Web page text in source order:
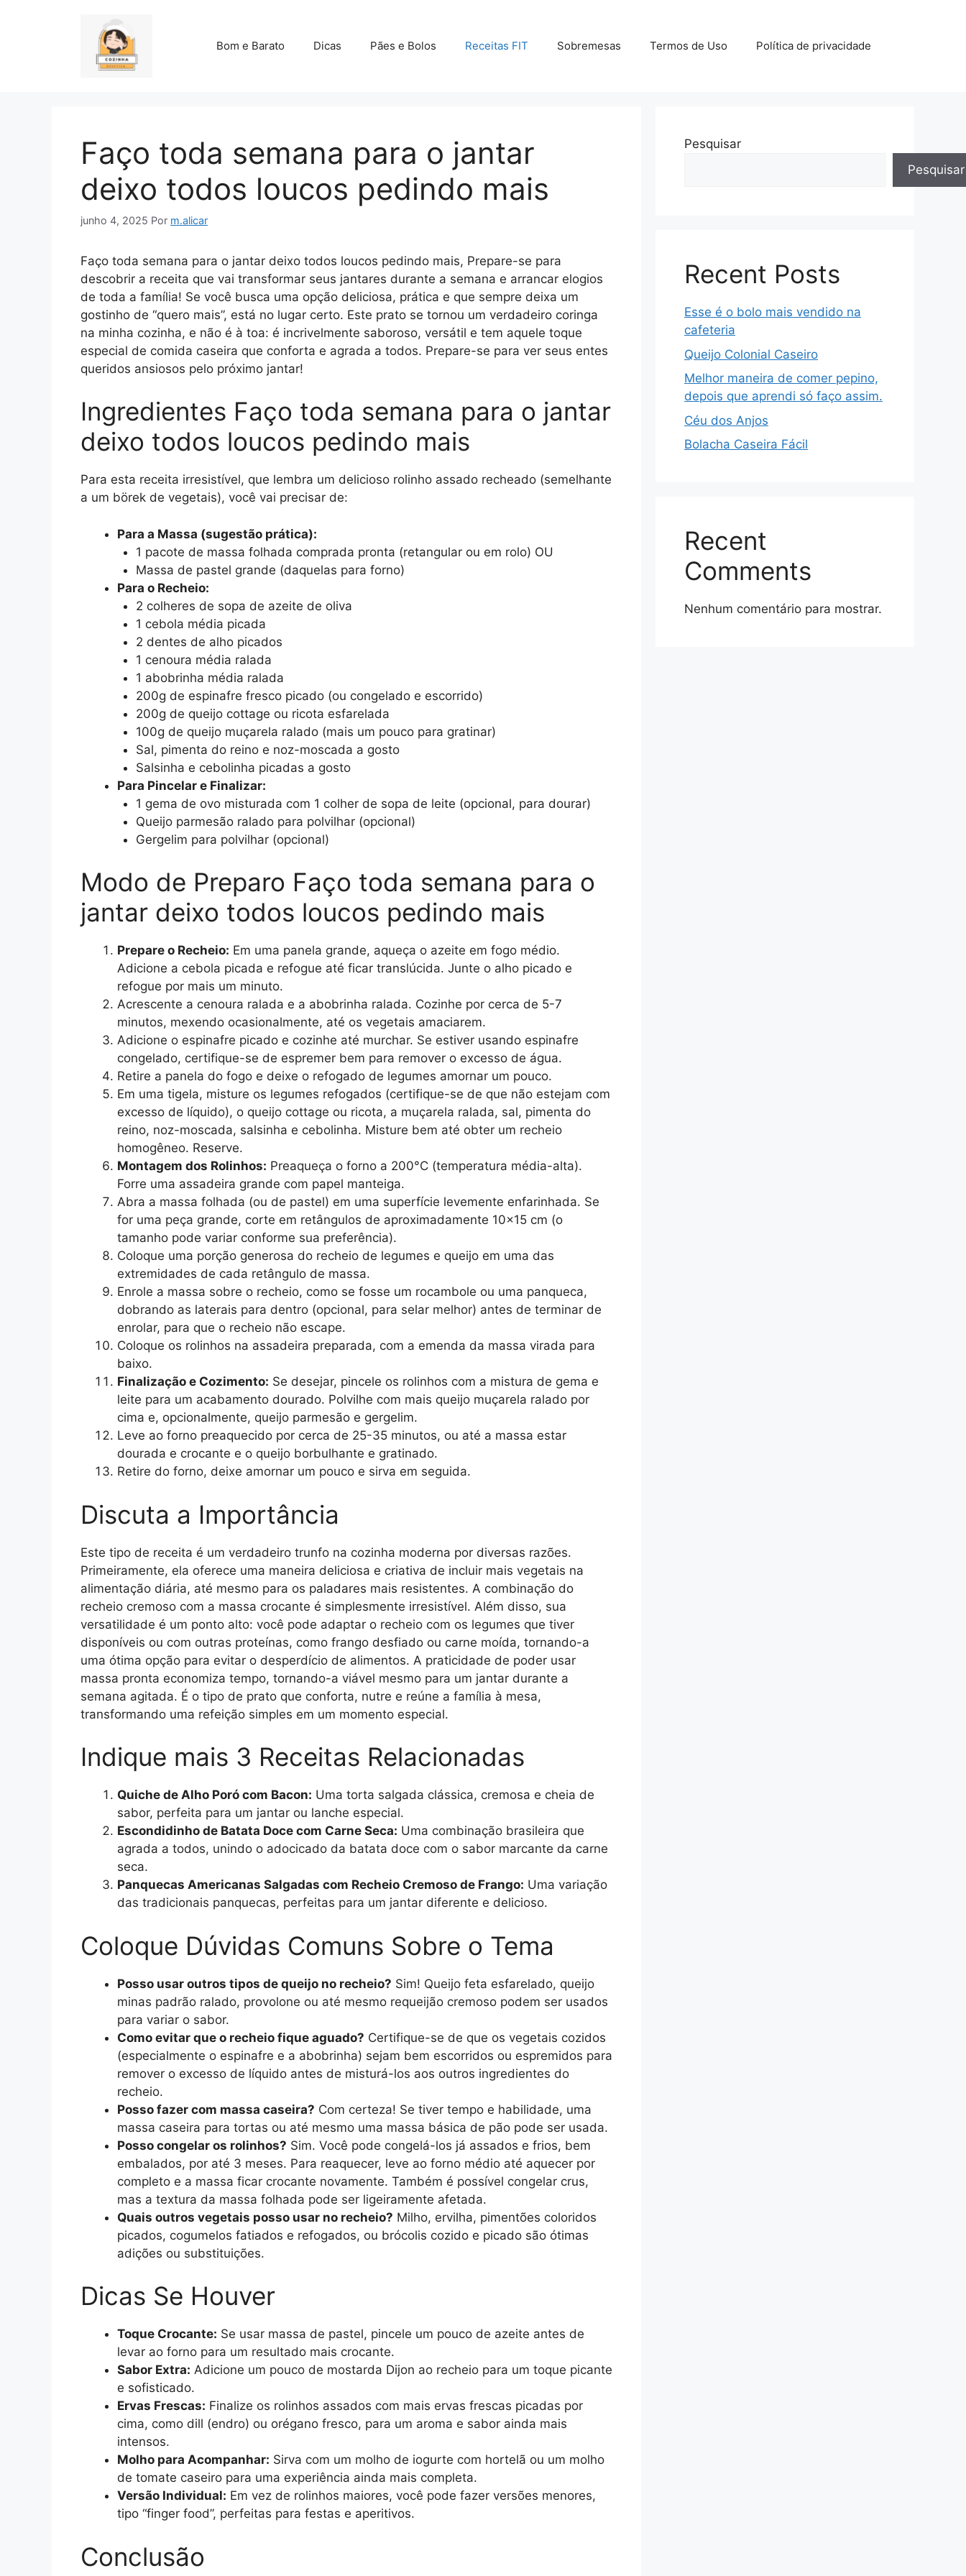
Bom e Barato Dicas Pães e Bolos Receitas FIT Sobremesas Termos de Uso Política de privacidade
Faço toda semana para o jantar
deixo todos loucos pedindo mais
junho 4, 2025 Por m.alicar
Faço toda semana para o jantar deixo todos loucos pedindo mais, Prepare-se para
descobrir a receita que vai transformar seus jantares durante a semana e arrancar elogios
de toda a família! Se você busca uma opção deliciosa, prática e que sempre deixa um
gostinho de “quero mais”, está no lugar certo. Este prato se tornou um verdadeiro coringa
na minha cozinha, e não é à toa: é incrivelmente saboroso, versátil e tem aquele toque
especial de comida caseira que conforta e agrada a todos. Prepare-se para ver seus entes
queridos ansiosos pelo próximo jantar!
Ingredientes Faço toda semana para o jantar
deixo todos loucos pedindo mais
Para esta receita irresistível, que lembra um delicioso rolinho assado recheado (semelhante
a um börek de vegetais), você vai precisar de:
Para a Massa (sugestão prática):
1 pacote de massa folhada comprada pronta (retangular ou em rolo) OU
Massa de pastel grande (daquelas para forno)
Para o Recheio:
2 colheres de sopa de azeite de oliva
1 cebola média picada
2 dentes de alho picados
1 cenoura média ralada
1 abobrinha média ralada
200g de espinafre fresco picado (ou congelado e escorrido)
200g de queijo cottage ou ricota esfarelada
100g de queijo muçarela ralado (mais um pouco para gratinar)
Sal, pimenta do reino e noz-moscada a gosto
Salsinha e cebolinha picadas a gosto
Para Pincelar e Finalizar:
1 gema de ovo misturada com 1 colher de sopa de leite (opcional, para dourar)
Queijo parmesão ralado para polvilhar (opcional)
Gergelim para polvilhar (opcional)
Modo de Preparo Faço toda semana para o
jantar deixo todos loucos pedindo mais
Prepare o Recheio: Em uma panela grande, aqueça o azeite em fogo médio.
Adicione a cebola picada e refogue até ficar translúcida. Junte o alho picado e
refogue por mais um minuto.
Acrescente a cenoura ralada e a abobrinha ralada. Cozinhe por cerca de 5-7
minutos, mexendo ocasionalmente, até os vegetais amaciarem.
Adicione o espinafre picado e cozinhe até murchar. Se estiver usando espinafre
congelado, certifique-se de espremer bem para remover o excesso de água.
Retire a panela do fogo e deixe o refogado de legumes amornar um pouco.
Em uma tigela, misture os legumes refogados (certifique-se de que não estejam com
excesso de líquido), o queijo cottage ou ricota, a muçarela ralada, sal, pimenta do
reino, noz-moscada, salsinha e cebolinha. Misture bem até obter um recheio
homogêneo. Reserve.
Montagem dos Rolinhos: Preaqueça o forno a 200°C (temperatura média-alta).
Forre uma assadeira grande com papel manteiga.
Abra a massa folhada (ou de pastel) em uma superfície levemente enfarinhada. Se
for uma peça grande, corte em retângulos de aproximadamente 10×15 cm (o
tamanho pode variar conforme sua preferência).
Coloque uma porção generosa do recheio de legumes e queijo em uma das
extremidades de cada retângulo de massa.
Enrole a massa sobre o recheio, como se fosse um rocambole ou uma panqueca,
dobrando as laterais para dentro (opcional, para selar melhor) antes de terminar de
enrolar, para que o recheio não escape.
Coloque os rolinhos na assadeira preparada, com a emenda da massa virada para
baixo.
Finalização e Cozimento: Se desejar, pincele os rolinhos com a mistura de gema e
leite para um acabamento dourado. Polvilhe com mais queijo muçarela ralado por
cima e, opcionalmente, queijo parmesão e gergelim.
Leve ao forno preaquecido por cerca de 25-35 minutos, ou até a massa estar
dourada e crocante e o queijo borbulhante e gratinado.
Retire do forno, deixe amornar um pouco e sirva em seguida.
Discuta a Importância
Este tipo de receita é um verdadeiro trunfo na cozinha moderna por diversas razões.
Primeiramente, ela oferece uma maneira deliciosa e criativa de incluir mais vegetais na
alimentação diária, até mesmo para os paladares mais resistentes. A combinação do
recheio cremoso com a massa crocante é simplesmente irresistível. Além disso, sua
versatilidade é um ponto alto: você pode adaptar o recheio com os legumes que tiver
disponíveis ou com outras proteínas, como frango desfiado ou carne moída, tornando-a
uma ótima opção para evitar o desperdício de alimentos. A praticidade de poder usar
massa pronta economiza tempo, tornando-a viável mesmo para um jantar durante a
semana agitada. É o tipo de prato que conforta, nutre e reúne a família à mesa,
transformando uma refeição simples em um momento especial.
Indique mais 3 Receitas Relacionadas
Quiche de Alho Poró com Bacon: Uma torta salgada clássica, cremosa e cheia de
sabor, perfeita para um jantar ou lanche especial.
Escondidinho de Batata Doce com Carne Seca: Uma combinação brasileira que
agrada a todos, unindo o adocicado da batata doce com o sabor marcante da carne
seca.
Panquecas Americanas Salgadas com Recheio Cremoso de Frango: Uma variação
das tradicionais panquecas, perfeitas para um jantar diferente e delicioso.
Coloque Dúvidas Comuns Sobre o Tema
Posso usar outros tipos de queijo no recheio? Sim! Queijo feta esfarelado, queijo
minas padrão ralado, provolone ou até mesmo requeijão cremoso podem ser usados
para variar o sabor.
Como evitar que o recheio fique aguado? Certifique-se de que os vegetais cozidos
(especialmente o espinafre e a abobrinha) sejam bem escorridos ou espremidos para
remover o excesso de líquido antes de misturá-los aos outros ingredientes do
recheio.
Posso fazer com massa caseira? Com certeza! Se tiver tempo e habilidade, uma
massa caseira para tortas ou até mesmo uma massa básica de pão pode ser usada.
Posso congelar os rolinhos? Sim. Você pode congelá-los já assados e frios, bem
embalados, por até 3 meses. Para reaquecer, leve ao forno médio até aquecer por
completo e a massa ficar crocante novamente. Também é possível congelar crus,
mas a textura da massa folhada pode ser ligeiramente afetada.
Quais outros vegetais posso usar no recheio? Milho, ervilha, pimentões coloridos
picados, cogumelos fatiados e refogados, ou brócolis cozido e picado são ótimas
adições ou substituições.
Dicas Se Houver
Toque Crocante: Se usar massa de pastel, pincele um pouco de azeite antes de
levar ao forno para um resultado mais crocante.
Sabor Extra: Adicione um pouco de mostarda Dijon ao recheio para um toque picante
e sofisticado.
Ervas Frescas: Finalize os rolinhos assados com mais ervas frescas picadas por
cima, como dill (endro) ou orégano fresco, para um aroma e sabor ainda mais
intensos.
Molho para Acompanhar: Sirva com um molho de iogurte com hortelã ou um molho
de tomate caseiro para uma experiência ainda mais completa.
Versão Individual: Em vez de rolinhos maiores, você pode fazer versões menores,
tipo “finger food”, perfeitas para festas e aperitivos.
Conclusão
Pesquisar
Pesquisar
Recent Posts
Esse é o bolo mais vendido na
cafeteria
Queijo Colonial Caseiro
Melhor maneira de comer pepino,
depois que aprendi só faço assim.
Céu dos Anjos
Bolacha Caseira Fácil
Recent
Comments
Nenhum comentário para mostrar.